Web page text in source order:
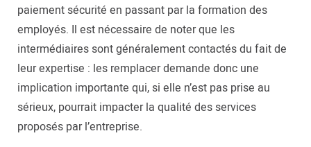
paiement sécurité en passant par la formation des
employés. Il est nécessaire de noter que les
intermédiaires sont généralement contactés du fait de
leur expertise : les remplacer demande donc une
implication importante qui, si elle n’est pas prise au
sérieux, pourrait impacter la qualité des services
proposés par l’entreprise.